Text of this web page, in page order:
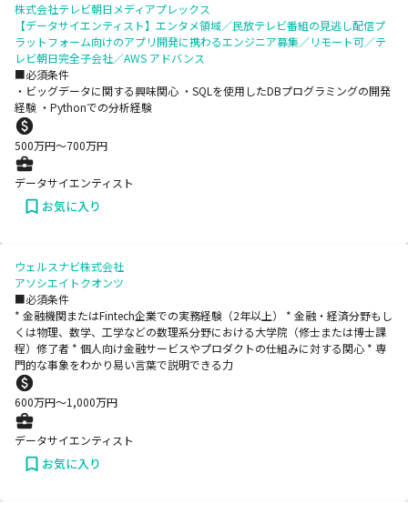
株式会社テレビ朝日メディアプレックス
【データサイエンティスト】エンタメ領域／民放テレビ番組の見逃し配信プ
ラットフォーム向けのアプリ開発に携わるエンジニア募集／リモート可／テ
レビ朝日完全子会社／AWS アドバンス
■必須条件
・ビッグデータに関する興味関心 ・SQLを使用したDBプログラミングの開発
経験 ・Pythonでの分析経験
500万円〜700万円
データサイエンティスト
お気に入り
ウェルスナビ株式会社
アソシエイトクオンツ
■必須条件
* 金融機関またはFintech企業での実務経験（2年以上） * 金融・経済分野もし
くは物理、数学、工学などの数理系分野における大学院（修士または博士課
程）修了者 * 個人向け金融サービスやプロダクトの仕組みに対する関心 * 専
門的な事象をわかり易い言葉で説明できる力
600万円〜1,000万円
データサイエンティスト
お気に入り